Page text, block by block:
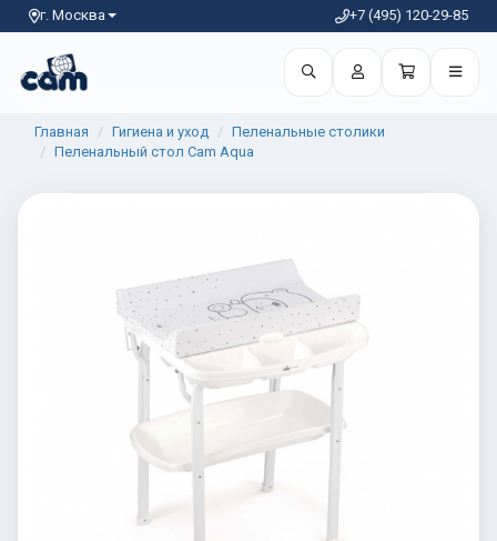
г. Москва +7 (495) 120-29-85
Главная Гигиена и уход
Пеленальные столики
Пеленальный стол Cam Aqua